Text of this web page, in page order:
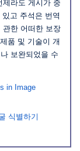
제라도 게시가 중
고 주석은 번역
관한 어떠한 보장
품 및 기술이 개
보완되었을 수
in Image
식별하기